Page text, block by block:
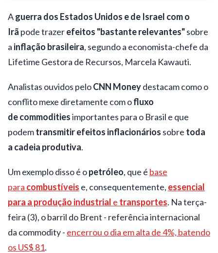
Aguerra dos Estados Unidos e de Israel com o
Irã pode trazerefeitos "bastante relevantes"sobre
a inflação brasileira, segundo a economista-chefe da
Lifetime Gestora de Recursos, Marcela Kawauti.
Analistas ouvidos peloCNN Moneydestacam como o
conflito mexe diretamente com ofluxo
de commoditiesimportantes para o Brasil e que
podemtransmitir efeitos inflacionários sobre toda
a cadeia produtiva.
Um exemplo disso é opetróleo, que é base
para combustíveis e, consequentemente, essencial
para a produção industrial e transportes. Na terça-
feira (3), o barril do Brent - referência internacional
da commodity - encerrou o dia em alta de 4%, batendo
os US$ 81.